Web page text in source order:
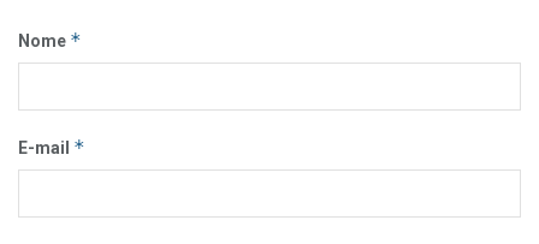
Nome *
E-mail *